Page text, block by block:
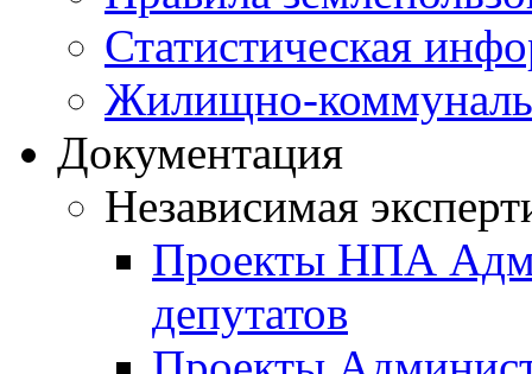
Статистическая
Жилищно-
Документация
Независимая
Проекты НПА
депутатов